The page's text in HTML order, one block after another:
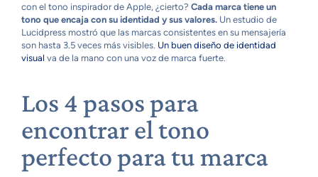
con el tono inspirador de Apple, ¿cierto? Cada marca tiene un
tono que encaja con su identidad y sus valores. Un estudio de
Lucidpress mostró que las marcas consistentes en su mensajería
son hasta 3.5 veces más visibles. Un buen diseño de identidad
visual va de la mano con una voz de marca fuerte.
Los 4 pasos para
encontrar el tono
perfecto para tu marca